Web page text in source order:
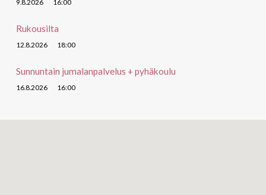
9.8.2026 16:00
Rukousilta
12.8.2026 18:00
Sunnuntain jumalanpalvelus + pyhäkoulu
16.8.2026 16:00